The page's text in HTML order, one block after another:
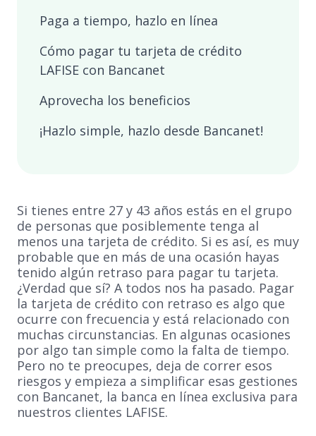
Paga a tiempo, hazlo en línea
Cómo pagar tu tarjeta de crédito
LAFISE con Bancanet
Aprovecha los beneficios
¡Hazlo simple, hazlo desde Bancanet!
Si tienes entre 27 y 43 años estás en el grupo
de personas que posiblemente tenga al
menos una tarjeta de crédito. Si es así, es muy
probable que en más de una ocasión hayas
tenido algún retraso para pagar tu tarjeta.
¿Verdad que sí? A todos nos ha pasado. Pagar
la tarjeta de crédito con retraso es algo que
ocurre con frecuencia y está relacionado con
muchas circunstancias. En algunas ocasiones
por algo tan simple como la falta de tiempo.
Pero no te preocupes, deja de correr esos
riesgos y empieza a simplificar esas gestiones
con Bancanet, la banca en línea exclusiva para
nuestros clientes LAFISE.